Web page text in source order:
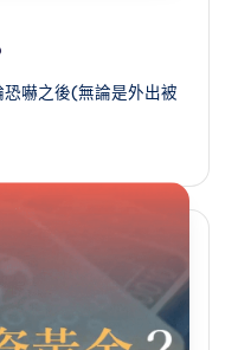
嚇之後(無論是外出被